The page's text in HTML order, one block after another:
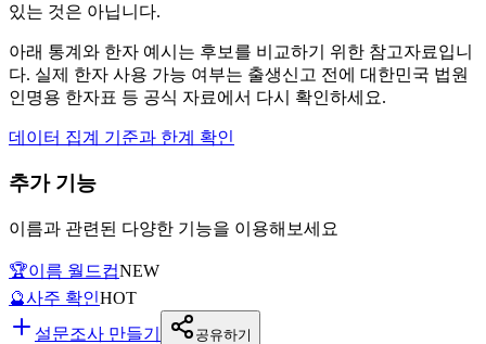
있는 것은 아닙니다.
아래 통계와 한자 예시는 후보를 비교하기 위한 참고자료입니
다. 실제 한자 사용 가능 여부는 출생신고 전에 대한민국 법원
인명용 한자표 등 공식 자료에서 다시 확인하세요.
데이터 집계 기준과 한계 확인
추가 기능
이름과 관련된 다양한 기능을 이용해보세요
🏆이름 월드컵NEW
🔮사주 확인HOT
설문조사 만들기
공유하기